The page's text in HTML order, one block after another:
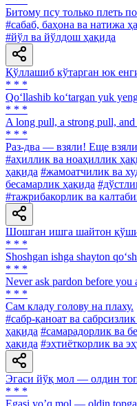
Битому псу только плеть
#сабаб, баҳона ва натижа
#йўл ва йўлдош ҳақида
Қўллашиб кўтарган юк
* * *
Qo‘llashib ko‘targan yuk
* * *
A long pull, a strong pull,
* * *
Раз-два — взяли! Еще
#аҳиллик ва ноаҳиллик
ҳақида #жамоатчилик ва
бесамарлик ҳақида
#тажрибакорлик ва
Шошган ишга шайтон
* * *
Shoshgan ishga shayton
* * *
Never ask pardon before you
* * *
Сам кладу голову на плаху.
#сабр-қаноат ва
ҳақида #самарадорлик ва
ҳақида #эҳтиёткорлик ва
Эгаси йўқ мол — олдин
* * *